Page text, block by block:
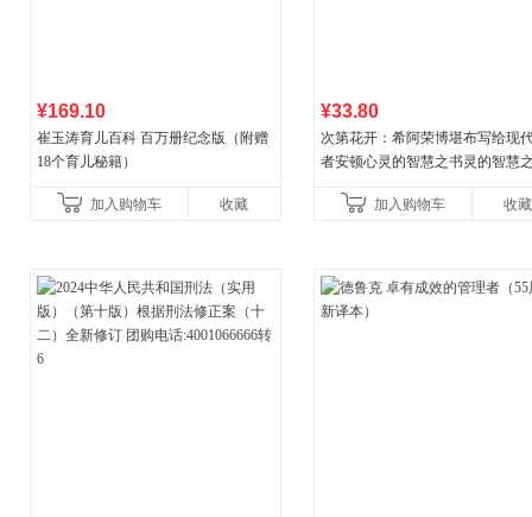
¥169.10
崔玉涛育儿百科 百万册纪念版（附赠
18个育儿秘籍）
加入购物车 收藏
¥33.80
次第花开：希阿荣博堪布写给现
者安顿心灵的智慧之书灵的智慧
加入购物车 收藏